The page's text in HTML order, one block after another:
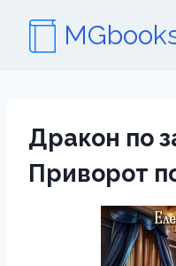
содержимому
Дракон по
Приворот